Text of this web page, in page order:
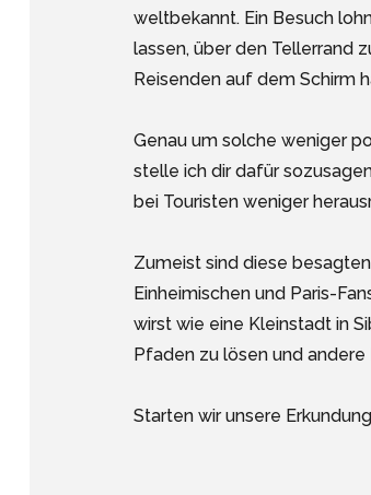
weltbekannt. Ein Besuch
lassen, über den Tellerrand
Reisenden auf dem Schirm
Genau um solche weniger
stelle ich dir dafür
bei Touristen weniger
Zumeist sind diese
Einheimischen und Paris-
wirst wie eine Kleinstadt in
Pfaden zu lösen und
Starten wir unsere